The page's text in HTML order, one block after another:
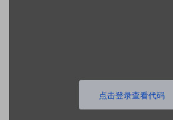
点击登录查看代码